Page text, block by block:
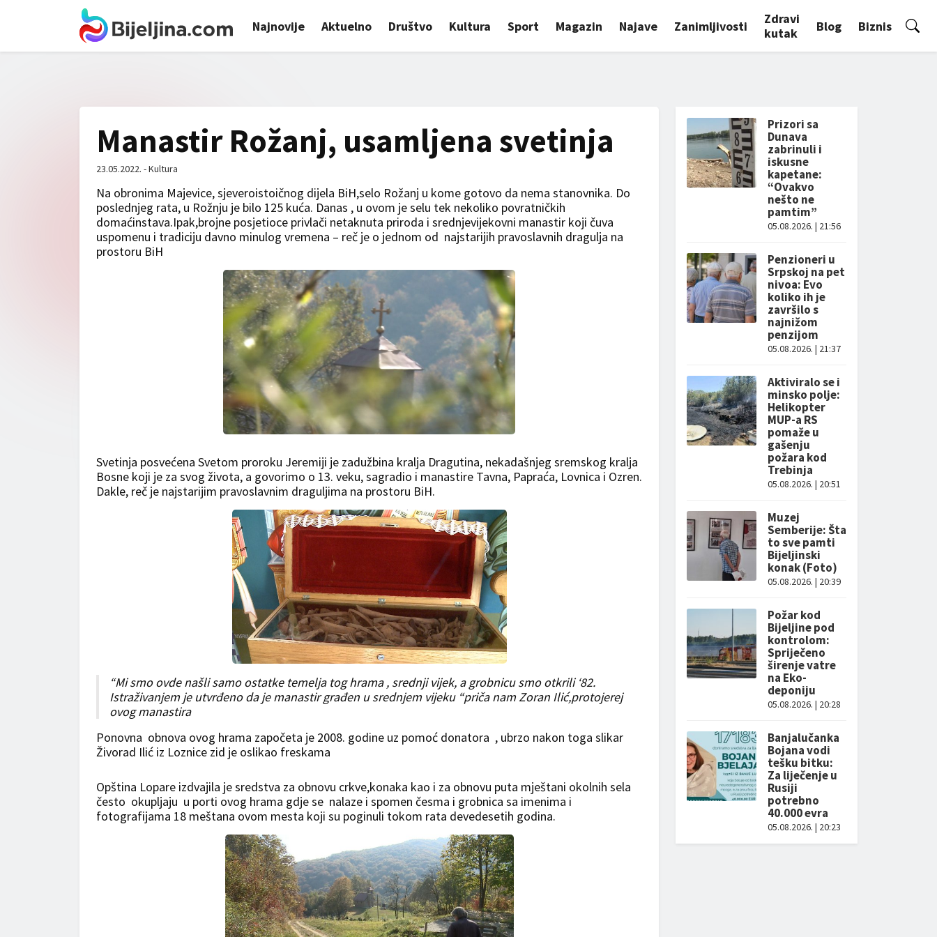
Najnovije Aktuelno Društvo Kultura Sport Magazin Najave Zanimljivosti
Zdravi
kutak
Blog Biznis
Manastir Rožanj, usamljena svetinja
23.05.2022. - Kultura
Na obronima Majevice, sjeveroistoičnog dijela BiH,selo Rožanj u kome gotovo da nema stanovnika. Do
poslednjeg rata, u Rožnju je bilo 125 kuća. Danas , u ovom je selu tek nekoliko povratničkih
domaćinstava.Ipak,brojne posjetioce privlači netaknuta priroda i srednjevijekovni manastir koji čuva
uspomenu i tradiciju davno minulog vremena – reč je o jednom od najstarijih pravoslavnih dragulja na
prostoru BiH
Svetinja posvećena Svetom proroku Jeremiji je zadužbina kralja Dragutina, nekadašnjeg sremskog kralja
Bosne koji je za svog života, a govorimo o 13. veku, sagradio i manastire Tavna, Papraća, Lovnica i Ozren.
Dakle, reč je najstarijim pravoslavnim draguljima na prostoru BiH.
“Mi smo ovde našli samo ostatke temelja tog hrama , srednji vijek, a grobnicu smo otkrili ‘82.
Istraživanjem je utvrđeno da je manastir građen u srednjem vijeku “priča nam Zoran Ilić,protojerej
ovog manastira
Ponovna obnova ovog hrama započeta je 2008. godine uz pomoć donatora , ubrzo nakon toga slikar
Živorad Ilić iz Loznice zid je oslikao freskama
Opština Lopare izdvajila je sredstva za obnovu crkve,konaka kao i za obnovu puta mještani okolnih sela
često okupljaju u porti ovog hrama gdje se nalaze i spomen česma i grobnica sa imenima i
fotografijama 18 meštana ovom mesta koji su poginuli tokom rata devedesetih godina.
Prizori sa
Dunava
zabrinuli i
iskusne
kapetane:
“Ovakvo
nešto ne
pamtim”
05.08.2026. | 21:56
Penzioneri u
Srpskoj na pet
nivoa: Evo
koliko ih je
završilo s
najnižom
penzijom
05.08.2026. | 21:37
Aktiviralo se i
minsko polje:
Helikopter
MUP-a RS
pomaže u
gašenju
požara kod
Trebinja
05.08.2026. | 20:51
Muzej
Semberije: Šta
to sve pamti
Bijeljinski
konak (Foto)
05.08.2026. | 20:39
Požar kod
Bijeljine pod
kontrolom:
Spriječeno
širenje vatre
na Eko-
deponiju
05.08.2026. | 20:28
Banjalučanka
Bojana vodi
tešku bitku:
Za liječenje u
Rusiji
potrebno
40.000 evra
05.08.2026. | 20:23